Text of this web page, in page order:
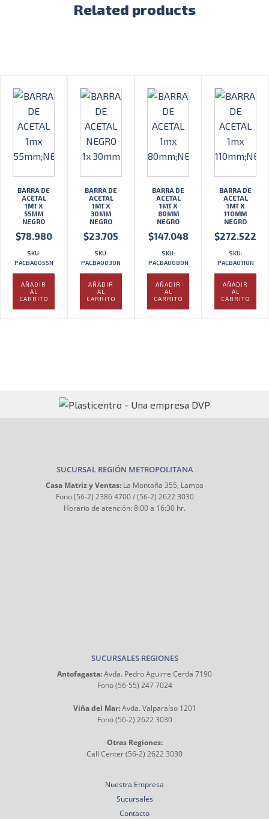
Related products
BARRA DE
ACETAL
1MT X
55MM
NEGRO
$78.980
SKU:
PACBA0055N
AÑADIR
AL
CARRITO
BARRA DE
ACETAL
1MT X
30MM
NEGRO
$23.705
SKU:
PACBA0030N
AÑADIR
AL
CARRITO
BARRA DE
ACETAL
1MT X
80MM
NEGRO
$147.048
SKU:
PACBA0080N
AÑADIR
AL
CARRITO
BARRA DE
ACETAL
1MT X
110MM
NEGRO
$272.522
SKU:
PACBA0110N
AÑADIR
AL
CARRITO
SUCURSAL REGIÓN METROPOLITANA
Casa Matriz y Ventas: La Montaña 355, Lampa
Fono (56-2) 2386 4700 / (56-2) 2622 3030
Horario de atención: 8:00 a 16:30 hr.
SUCURSALES REGIONES
Antofagasta:Avda. Pedro Aguirre Cerda 7190
Fono (56-55) 247 7024
Viña del Mar:Avda. Valparaíso 1201
Fono (56-2) 2622 3030
Otras Regiones:
Call Center (56-2) 2622 3030
Nuestra Empresa
Sucursales
Contacto